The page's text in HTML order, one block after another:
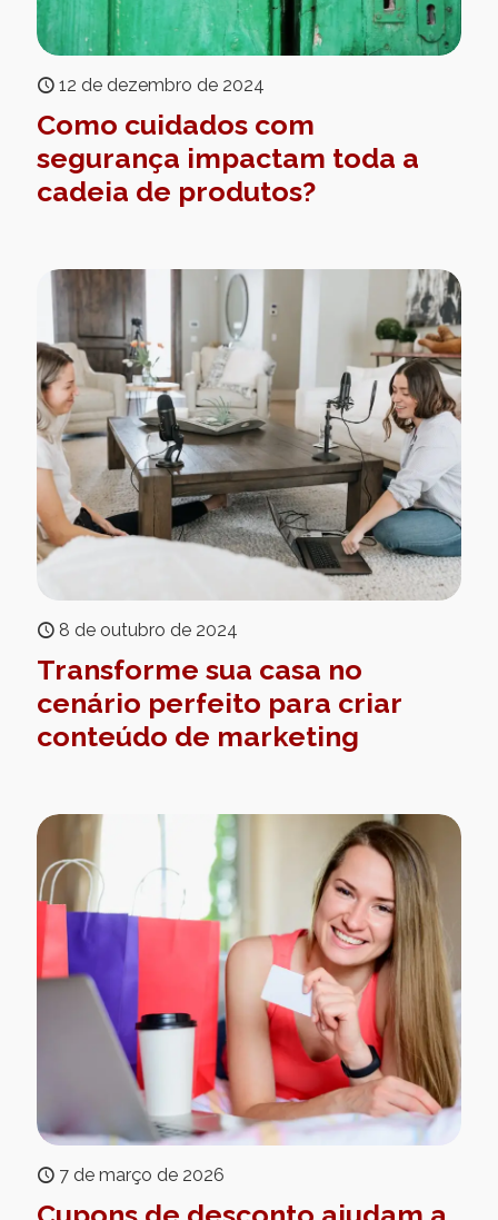
12 de dezembro de 2024
Como cuidados com
segurança impactam toda a
cadeia de produtos?
8 de outubro de 2024
Transforme sua casa no
cenário perfeito para criar
conteúdo de marketing
7 de março de 2026